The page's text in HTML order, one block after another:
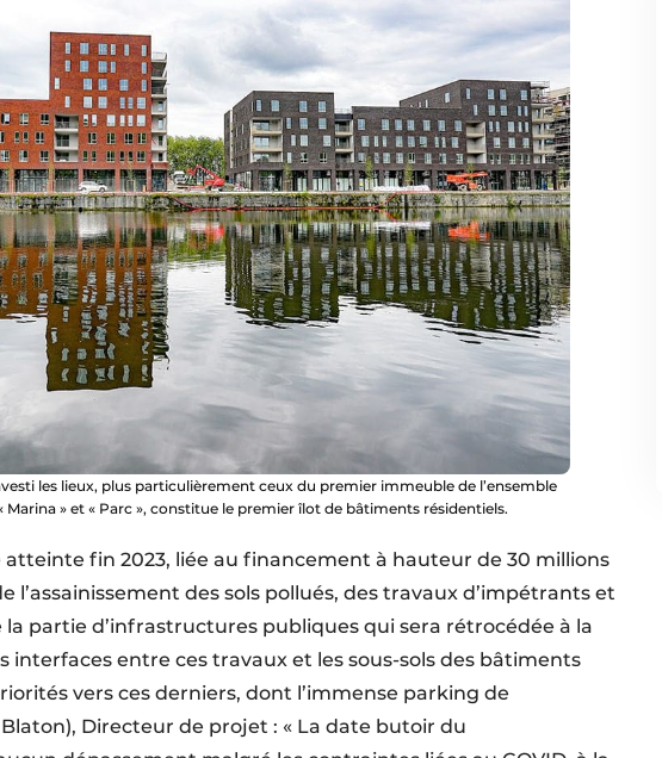
les lieux, plus particulièrement ceux du premier immeuble de l’ensemble
Marina » et « Parc », constitue le premier îlot de bâtiments résidentiels.
fin 2023, liée au financement à hauteur de 30 millions
l’assainissement des sols pollués, des travaux d’impétrants et
partie d’infrastructures publiques qui sera rétrocédée à la
interfaces entre ces travaux et les sous-sols des bâtiments
vers ces derniers, dont l’immense parking de
Blaton), Directeur de projet : « La date butoir du